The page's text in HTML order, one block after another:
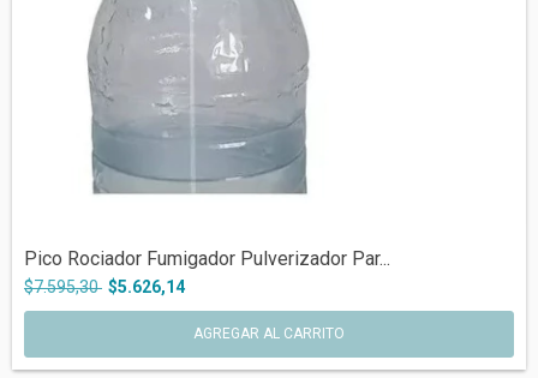
Pico Rociador Fumigador Pulverizador Par...
$7.595,30 $5.626,14
AGREGAR AL CARRITO